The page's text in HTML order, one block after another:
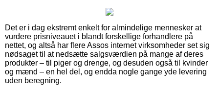
Det er i dag ekstremt enkelt for almindelige mennesker at
vurdere prisniveauet i blandt forskellige forhandlere på
nettet, og altså har flere Assos internet virksomheder set sig
nødsaget til at nedsætte salgsværdien på mange af deres
produkter – til piger og drenge, og desuden også til kvinder
og mænd – en hel del, og endda nogle gange yde levering
uden beregning.